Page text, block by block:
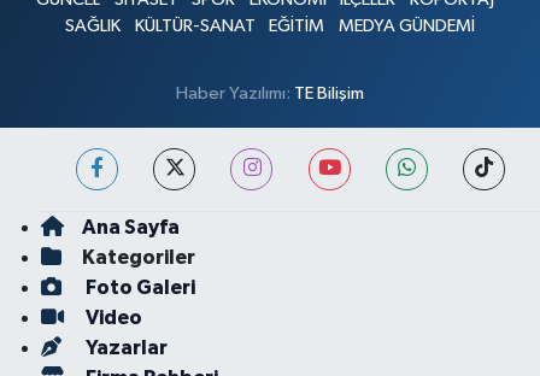
SAĞLIK
KÜLTÜR-SANAT EĞİTİM MEDYA GÜNDEMİ
Haber Yazılımı: TE Bilişim
Ana Sayfa
Kategoriler
Foto Galeri
Video
Yazarlar